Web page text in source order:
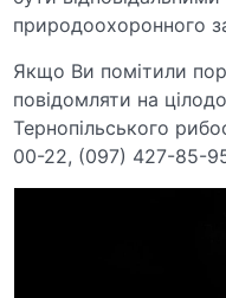
природоохоронного
Якщо Ви помітили
повідомляти на
Тернопільського
00-22, (097) 427-85-